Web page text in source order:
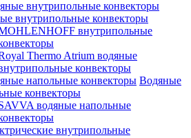
внутрипольные конвекторы
внутрипольные
Thermo Atrium водяные
конвекторы
Водяные
конвекторы
водяные напольные